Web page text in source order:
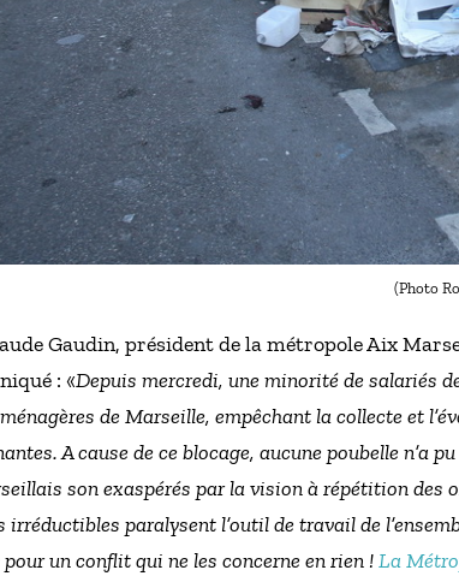
(Photo
Gaudin, président de la métropole Aix
: «Depuis mercredi, une minorité de salariés
de Marseille, empêchant la collecte et
A cause de ce blocage, aucune poubelle n’a
son exaspérés par la vision à répétition des
irréductibles paralysent l’outil de travail de
un conflit qui ne les concerne en rien !La